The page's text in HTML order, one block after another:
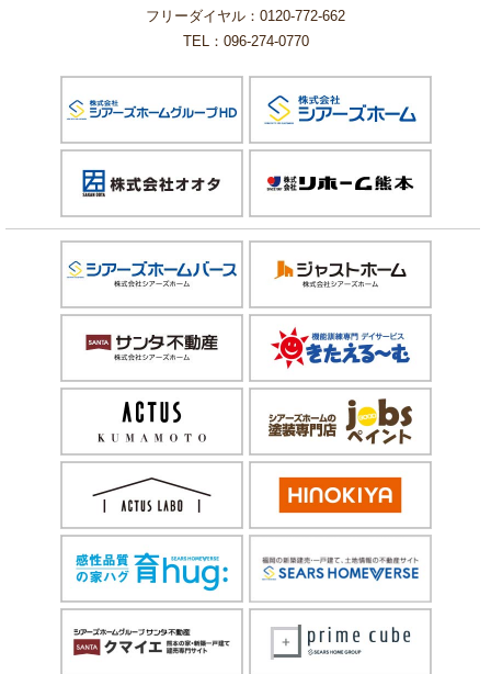
フリーダイヤル：0120-772-662
TEL：096-274-0770